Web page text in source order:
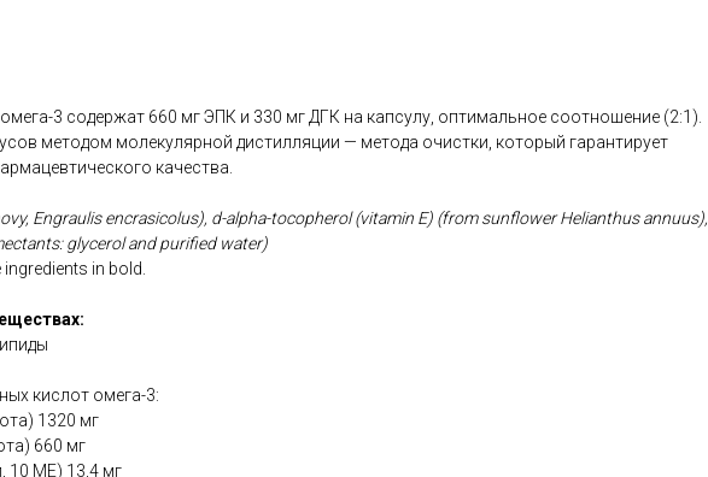
3 содержат 660 мг ЭПК и 330 мг ДГК на капсулу, оптимальное соотношение (2:1).
методом молекулярной дистилляции — метода очистки, который гарантирует
качества.
Engraulis encrasicolus), d-alpha-tocopherol (vitamin E) (from sunflower Helianthus annuus),
glycerol and purified water)
ingredients in bold.
кислот омега-3:
1320 мг
660 мг
10 МЕ) 13,4 мг